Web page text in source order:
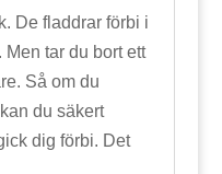
De fladdrar förbi i
tar du bort ett
Så om du
du säkert
dig förbi. Det